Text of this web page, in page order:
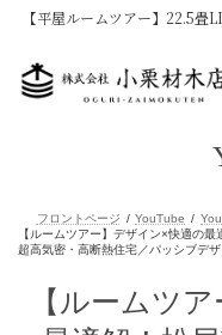
【平屋ルームツアー】22.5
【ルームツアー】デザイン
超高気密・高断熱住宅／パッ
【ルームツ